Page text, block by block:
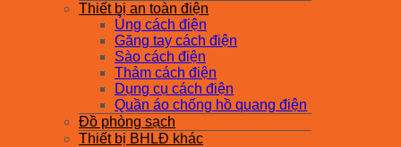
Thiết bị an toàn điện
Ủng cách điện
Găng tay cách điện
Sào cách điện
Thảm cách điện
Dụng cụ cách điện
Quần áo chống hồ quang điện
Đồ phòng sạch
Thiết bị BHLĐ khác